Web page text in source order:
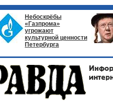
Небоскрёбы
«Газпрома»
угрожают
культурной ценности
Петербурга